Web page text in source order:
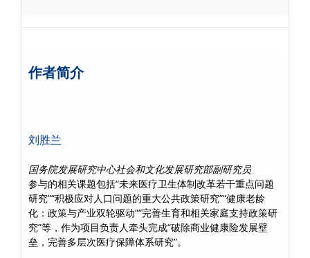
作者简介
刘胜兰
国务院发展研究中心社会和文化发展研究部副研究员
参与的相关课题包括“未来医疗卫生体制改革若干重点问题
研究”“积极应对人口问题的重大公共政策研究”“健康老龄
化：政策与产业双轮驱动”“完善生育和相关家庭支持政策研
究”等，作为项目负责人牵头完成“破除商业健康险发展壁
垒，完善多层次医疗保障体系研究”。